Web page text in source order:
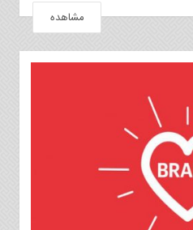
مشاهده